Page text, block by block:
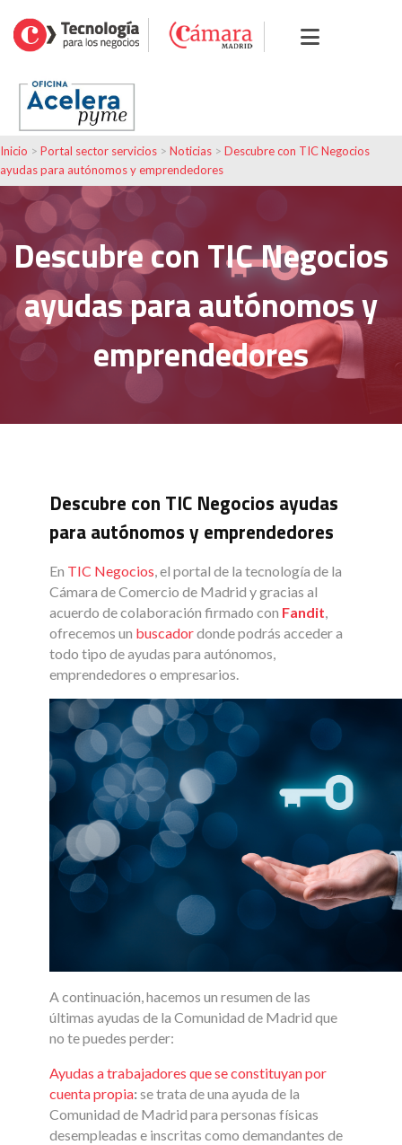
Inicio > Portal sector servicios > Noticias > Descubre con TIC Negocios
ayudas para autónomos y emprendedores
Descubre con TIC Negocios
ayudas para autónomos y
emprendedores
Descubre con TIC Negocios ayudas
para autónomos y emprendedores
En TIC Negocios, el portal de la tecnología de la
Cámara de Comercio de Madrid y gracias al
acuerdo de colaboración firmado con Fandit,
ofrecemos un buscadordonde podrás acceder a
todo tipo de ayudas para autónomos,
emprendedores o empresarios.
A continuación, hacemos un resumen de las
últimas ayudas de la Comunidad de Madrid que
no te puedes perder:
Ayudas a trabajadores que se constituyan por
cuenta propia: se trata de una ayuda de la
Comunidad de Madrid para personas físicas
desempleadas e inscritas como demandantes de